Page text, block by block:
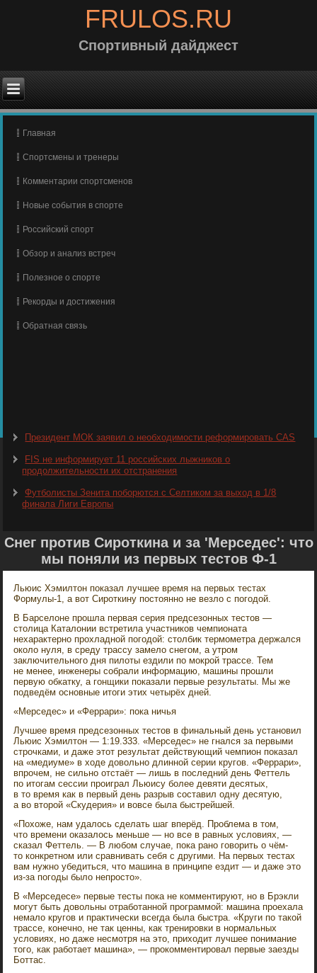
FRULOS.RU
Спортивный дайджест
Главная
Спортсмены и тренеры
Комментарии спортсменов
Новые события в спорте
Российский спорт
Обзор и анализ встреч
Полезное о спорте
Рекорды и достижения
Обратная связь
Президент МОК заявил о необходимости реформировать CAS
FIS не информирует 11 российских лыжников о
продолжительности их отстранения
Футболисты Зенита поборются с Селтиком за выход в 1/8
финала Лиги Европы
Снег против Сироткина и за 'Мерседес': что
мы поняли из первых тестов Ф-1
Льюис Хэмилтон показал лучшее время на первых тестах
Формулы-1, а вот Сироткину постоянно не везло с погодой.
В Барселоне прошла первая серия предсезонных тестов —
столица Каталонии встретила участников чемпионата
нехарактерно прохладной погодой: столбик термометра держался
около нуля, в среду трассу замело снегом, а утром
заключительного дня пилоты ездили по мокрой трассе. Тем
не менее, инженеры собрали информацию, машины прошли
первую обкатку, а гонщики показали первые результаты. Мы же
подведём основные итоги этих четырёх дней.
«Мерседес» и «Феррари»: пока ничья
Лучшее время предсезонных тестов в финальный день установил
Льюис Хэмилтон — 1:19.333. «Мерседес» не гнался за первыми
строчками, и даже этот результат действующий чемпион показал
на «медиуме» в ходе довольно длинной серии кругов. «Феррари»,
впрочем, не сильно отстаёт — лишь в последний день Феттель
по итогам сессии проиграл Льюису более девяти десятых,
в то время как в первый день разрыв составил одну десятую,
а во второй «Скудерия» и вовсе была быстрейшей.
«Похоже, нам удалось сделать шаг вперёд. Проблема в том,
что времени оказалось меньше — но все в равных условиях, —
сказал Феттель. — В любом случае, пока рано говорить о чём-
то конкретном или сравнивать себя с другими. На первых тестах
вам нужно убедиться, что машина в принципе ездит — и даже это
из-за погоды было непросто».
В «Мерседесе» первые тесты пока не комментируют, но в Брэкли
могут быть довольны отработанной программой: машина проехала
немало кругов и практически всегда была быстра. «Круги по такой
трассе, конечно, не так ценны, как тренировки в нормальных
условиях, но даже несмотря на это, приходит лучшее понимание
того, как работает машина», — прокомментировал первые заезды
Боттас.